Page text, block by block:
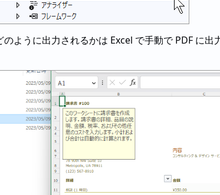
ように出力されるかは Excel で手動で PDF に